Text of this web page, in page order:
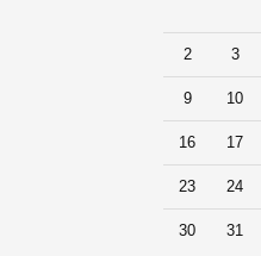
2 3
9 10
16 17
23 24
30 31